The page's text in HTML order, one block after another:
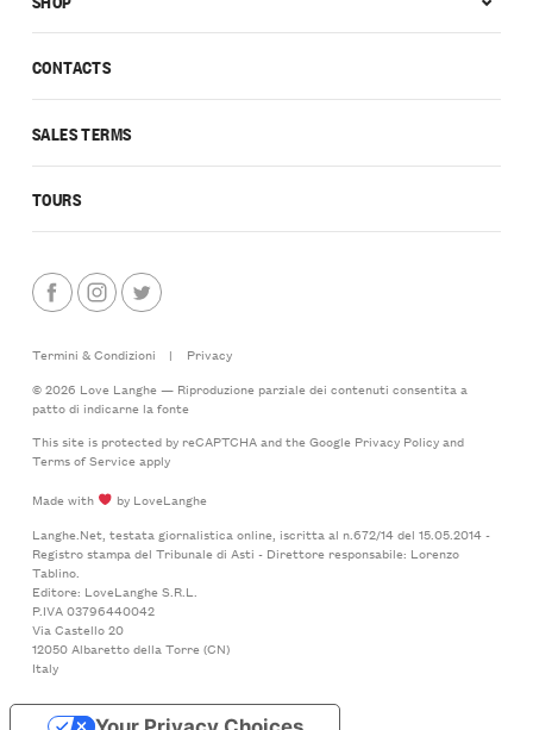
CONTACTS
SALES TERMS
TOURS
Termini & Condizioni |
Privacy
© 2026 Love Langhe — Riproduzione parziale dei contenuti consentita a
patto di indicarne la fonte
This site is protected by reCAPTCHA and the Google Privacy Policyand
Terms of Serviceapply
Made with
by LoveLanghe
Langhe.Net, testata giornalistica online, iscritta al n.672/14 del 15.05.2014 -
Registro stampa del Tribunale di Asti - Direttore responsabile: Lorenzo
Tablino.
Editore: LoveLanghe S.R.L.
P.IVA 03796440042
Via Castello 20
12050 Albaretto della Torre (CN)
Italy